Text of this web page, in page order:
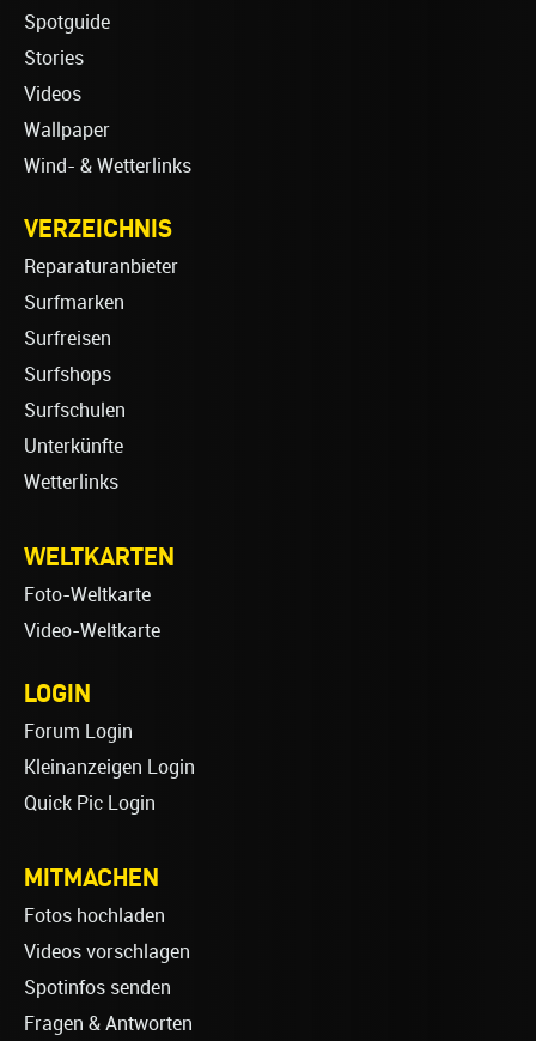
Spotguide
Stories
Videos
Wallpaper
Wind- & Wetterlinks
VERZEICHNIS
Reparaturanbieter
Surfmarken
Surfreisen
Surfshops
Surfschulen
Unterkünfte
Wetterlinks
WELTKARTEN
Foto-Weltkarte
Video-Weltkarte
LOGIN
Forum Login
Kleinanzeigen Login
Quick Pic Login
MITMACHEN
Fotos hochladen
Videos vorschlagen
Spotinfos senden
Fragen & Antworten